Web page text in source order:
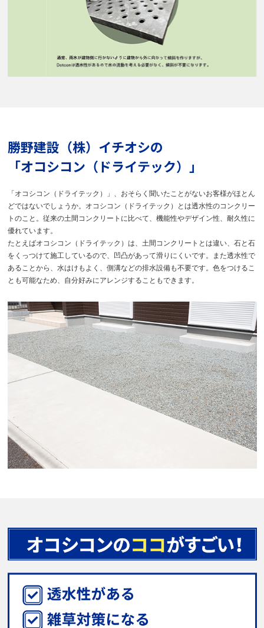
勝野建設（株）イチオシの
「オコシコン（ドライテック）」
「オコシコン（ドライテック）」、おそらく聞いたことがないお客様がほとん
どではないでしょうか。オコシコン（ドライテック）とは透水性のコンクリー
トのこと。従来の土間コンクリートに比べて、機能性やデザイン性、耐久性に
優れています。
たとえばオコシコン（ドライテック）は、土間コンクリートとは違い、石と石
をくっつけて施工しているので、凹凸があって滑りにくいです。また透水性で
あることから、水はけもよく、側溝などの排水設備も不要です。色をつけるこ
とも可能なため、自分好みにアレンジすることもできます。